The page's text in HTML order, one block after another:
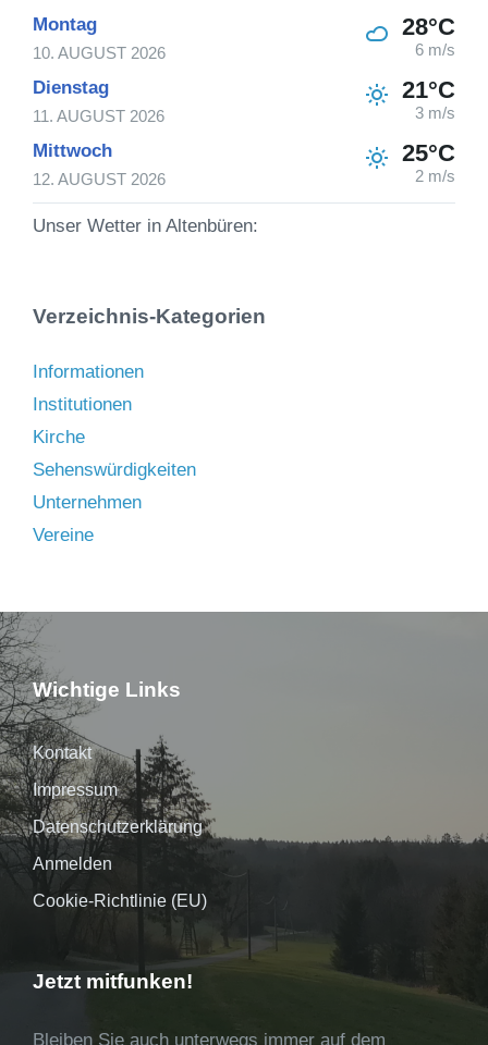
Montag
10. AUGUST 2026
28°C
6 m/s
Dienstag
11. AUGUST 2026
21°C
3 m/s
Mittwoch
12. AUGUST 2026
25°C
2 m/s
Unser Wetter in Altenbüren:
Verzeichnis-Kategorien
Informationen
Institutionen
Kirche
Sehenswürdigkeiten
Unternehmen
Vereine
Wichtige Links
Kontakt
Impressum
Datenschutzerklärung
Anmelden
Cookie-Richtlinie (EU)
Jetzt mitfunken!
Bleiben Sie auch unterwegs immer auf dem